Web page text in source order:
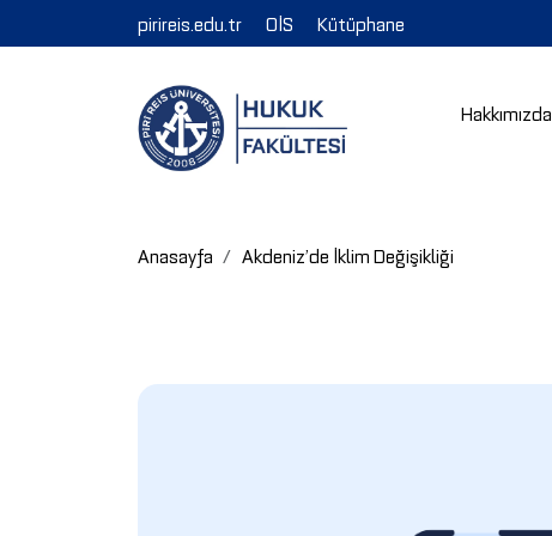
pirireis.edu.tr OİS Kütüphane
Hakkımızda
Anasayfa Akdeniz’de İklim Değişikliği